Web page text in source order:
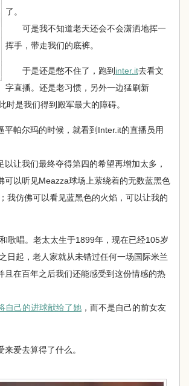
了。
可是我不知道老天还会不会潇洒地挥一
挥手，带走我们的底裤。
于是还是憋不住了，跑到 inter.it去看文
字直播。还是老习惯，另外一边猛刷新
时是我们得到殿军最大的障碍。
帕尔玛的时候，就看到Inter.it的直播员用
让我们最终夺得第四的希望再增加太多，
以听见Meazza球场上萦绕着的无数蓝黑色
我仿佛可以看见蓝黑色的火焰，可以让我的
唱。老太太生于1899年，现在已经105岁
日起，老人家就从未错过任何一场国际米兰
在百年之后我们还能感受到这份情感的热
自己的进球献给了她 ，而不是自己的前女友
爱去算得了什么。